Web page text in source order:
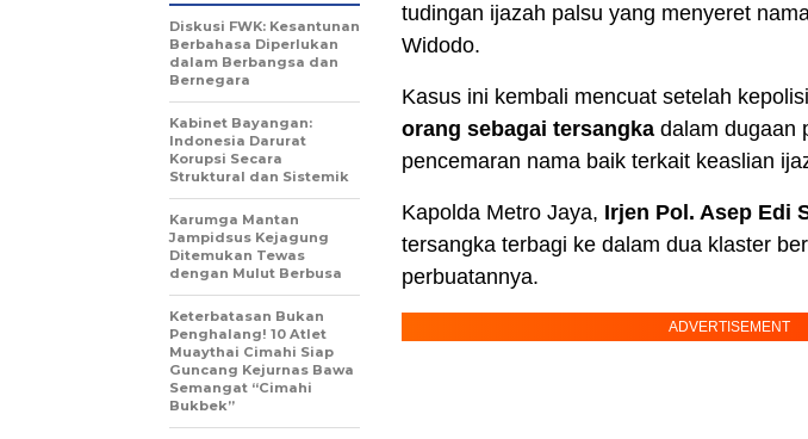
tudingan ijazah palsu yang menyeret
Widodo.
Kasus ini kembali mencuat setelah
orang sebagai tersangka dalam dugaan
pencemaran nama baik terkait keaslian
Kapolda Metro Jaya, Irjen Pol. Asep Edi
tersangka terbagi ke dalam dua klaster
perbuatannya.
ADVERTISEMENT
Diskusi FWK: Kesantunan
Berbahasa Diperlukan
dalam Berbangsa dan
Bernegara
Kabinet Bayangan:
Indonesia Darurat
Korupsi Secara
Struktural dan Sistemik
Karumga Mantan
Jampidsus Kejagung
Ditemukan Tewas
dengan Mulut Berbusa
Keterbatasan Bukan
Penghalang! 10 Atlet
Muaythai Cimahi Siap
Guncang Kejurnas Bawa
Semangat “Cimahi
Bukbek”